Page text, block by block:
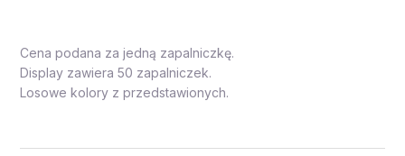
Cena podana za jedną zapalniczkę.
Display zawiera 50 zapalniczek.
Losowe kolory z przedstawionych.